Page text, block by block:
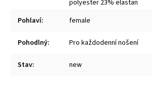
polyester 23% elastan
Pohlaví: female
Pohodlný: Pro každodenní nošení
Stav: new